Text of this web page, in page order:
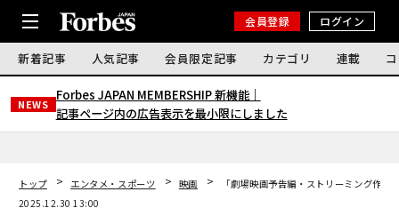
会員登録 ログイン
新着記事 人気記事 会員限定記事 カテゴリ 連載
NEWS
Forbes JAPAN MEMBERSHIP 新機能｜
記事ページ内の広告表示を最小限にしました
トップ エンタメ・スポーツ 映画
「劇場映画予告編・ストリーミング作
2025.12.30 13:00